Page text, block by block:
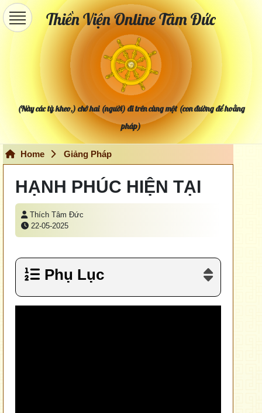
Thiền Viện Online Tâm Đức
(Này các tỳ kheo,) chớ hai (người) đi trên cùng một (con đường để hoằng
pháp)
Home Giảng Pháp
HẠNH PHÚC HIỆN TẠI
Thích Tâm Đức
22-05-2025
Phụ Lục